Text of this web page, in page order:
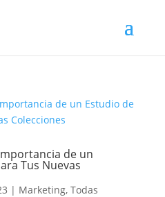
de un
Tus Nuevas
| Marketing, Todas